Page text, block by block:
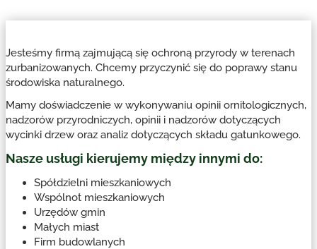
Jesteśmy firmą zajmującą się ochroną przyrody w terenach
zurbanizowanych. Chcemy przyczynić się do poprawy stanu
środowiska naturalnego.
Mamy doświadczenie w wykonywaniu opinii ornitologicznych,
nadzorów przyrodniczych, opinii i nadzorów dotyczących
wycinki drzew oraz analiz dotyczących składu gatunkowego.
Nasze usługi kierujemy między innymi do:
Spółdzielni mieszkaniowych
Wspólnot mieszkaniowych
Urzędów gmin
Małych miast
Firm budowlanych